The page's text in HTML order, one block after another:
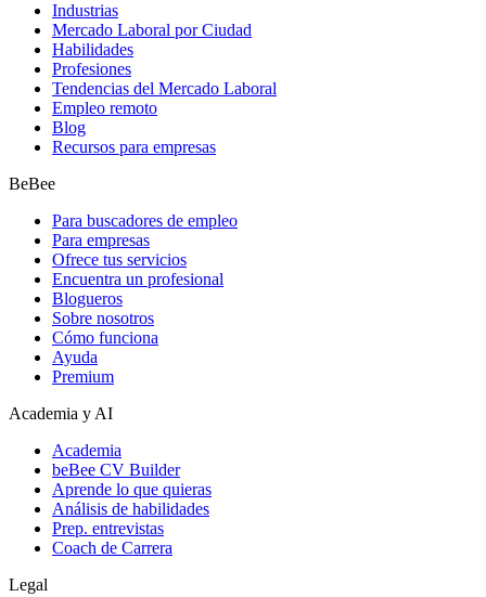
Industrias
Mercado Laboral por Ciudad
Habilidades
Profesiones
Tendencias del Mercado Laboral
Empleo remoto
Blog
Recursos para empresas
BeBee
Para buscadores de empleo
Para empresas
Ofrece tus servicios
Encuentra un profesional
Blogueros
Sobre nosotros
Cómo funciona
Ayuda
Premium
Academia y AI
Academia
beBee CV Builder
Aprende lo que quieras
Análisis de habilidades
Prep. entrevistas
Coach de Carrera
Legal